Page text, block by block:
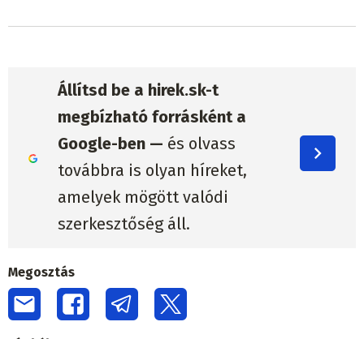
Állítsd be a hirek.sk-t
megbízható forrásként a
Google-ben — és olvass
továbbra is olyan híreket,
amelyek mögött valódi
szerkesztőség áll.
Megosztás